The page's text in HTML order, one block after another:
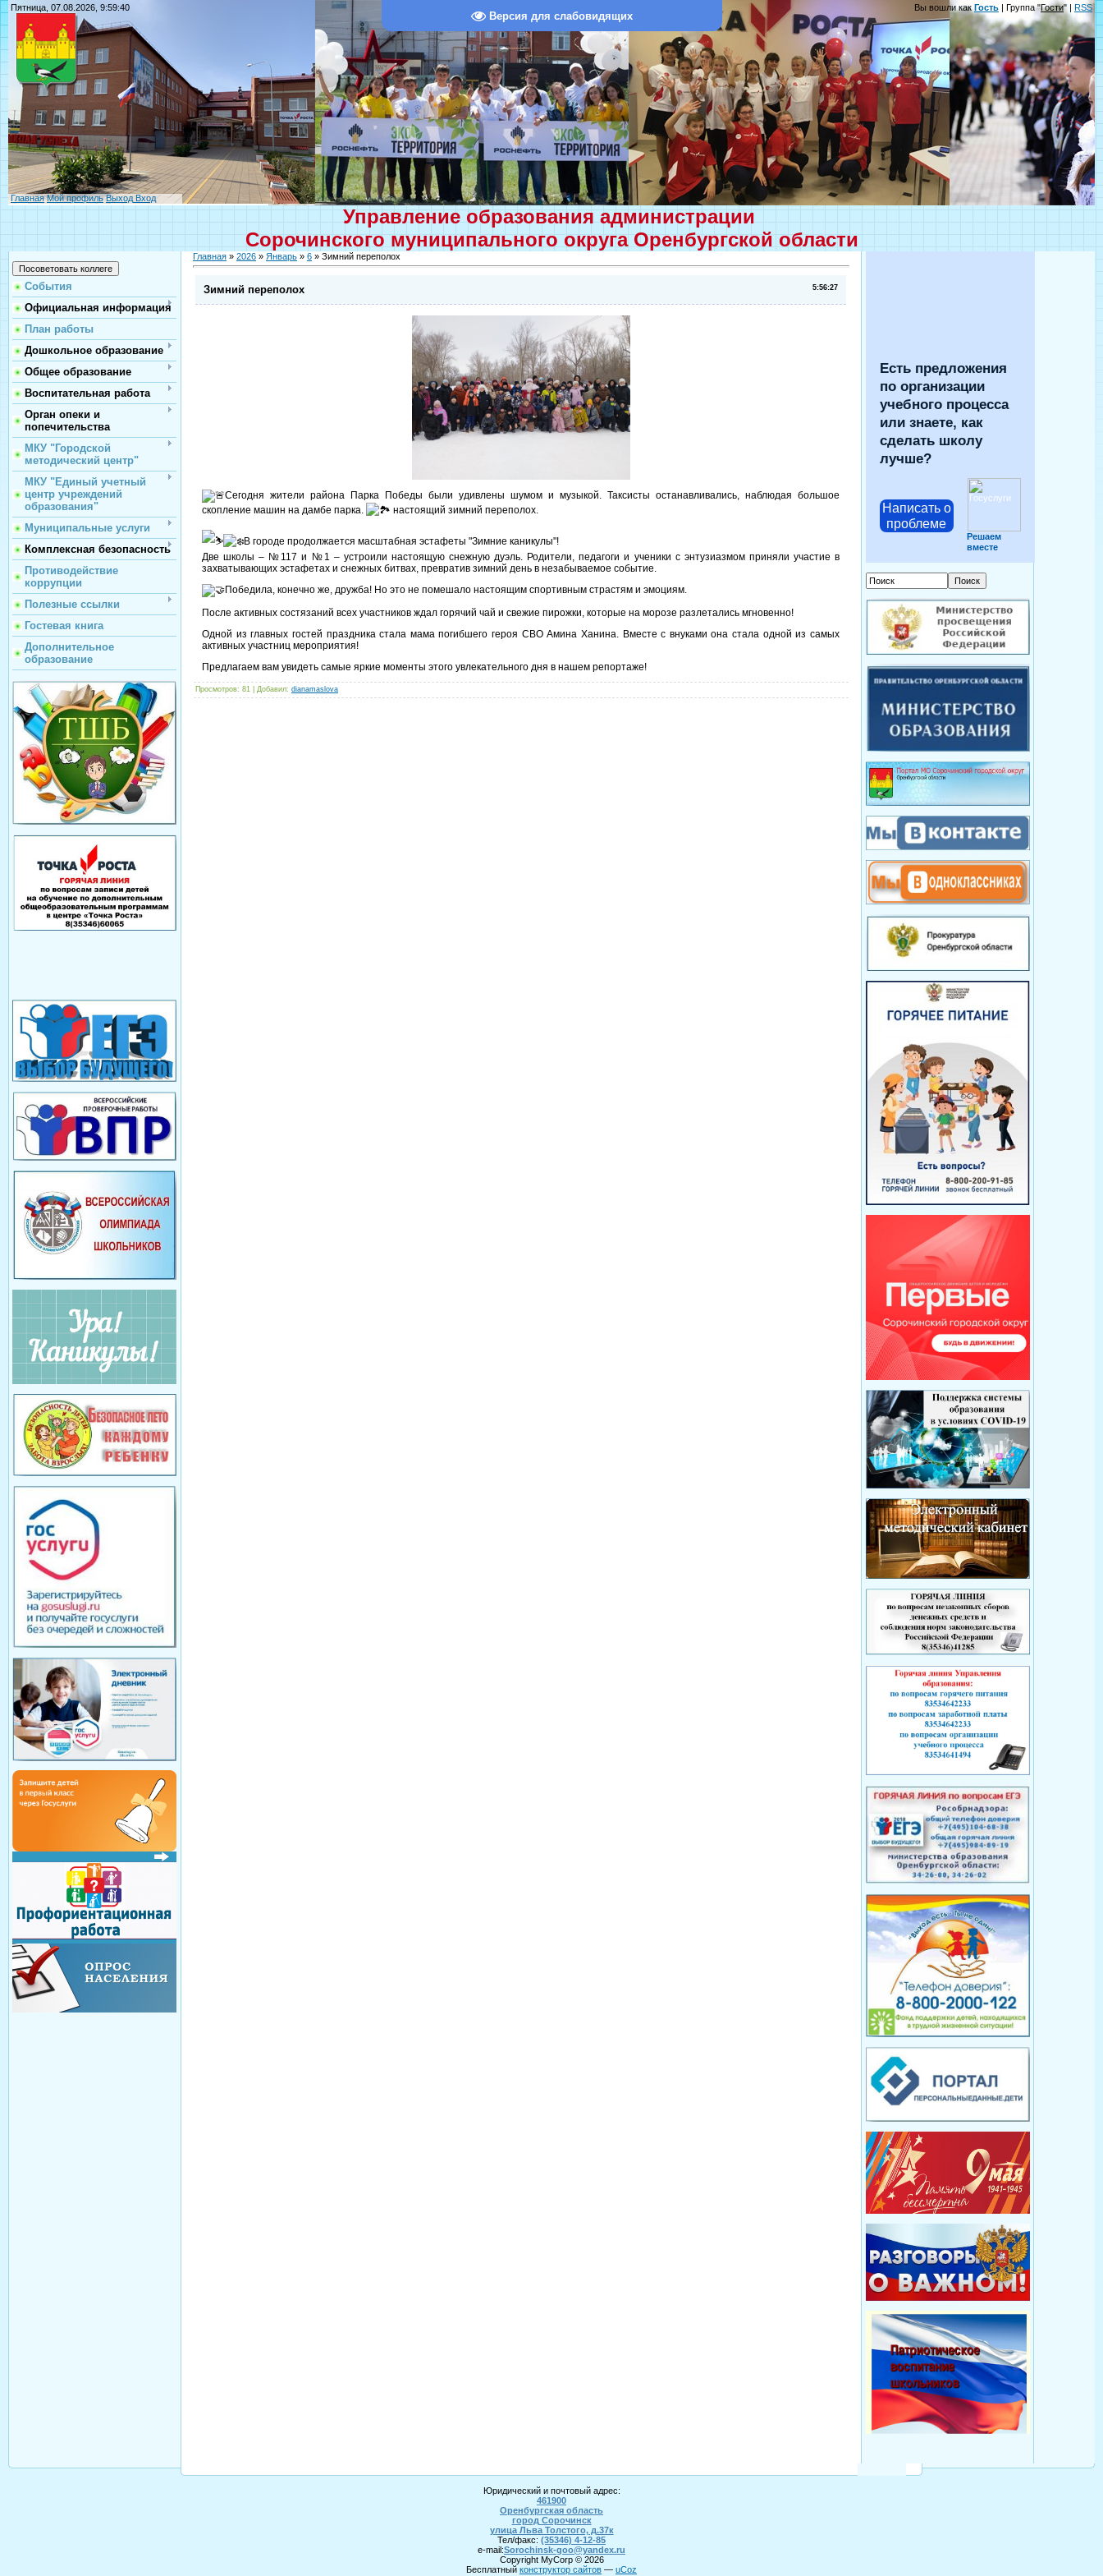
Версия для слабовидящих
Пятница, 07.08.2026, 9:59:40 Вы вошли какГость | Группа "Гости" | RSS
Главная Мой профиль Выход Вход
Управление образования администрации
Сорочинского муниципального округа Оренбургской области
События
Официальная информация
План работы
Дошкольное образование
Общее образование
Воспитательная работа
Орган опеки и
попечительства
МКУ "Городской
методический центр"
МКУ "Единый учетный
центр учреждений
образования"
Муниципальные услуги
Комплексная безопасность
Противодействие
коррупции
Полезные ссылки
Гостевая книга
Дополнительное
образование
Главная » 2026 » Январь » 6 » Зимний переполох
5:56:27
Зимний переполох
Сегодня жители района Парка Победы были удивлены шумом и музыкой. Таксисты останавливались, наблюдая большое
скопление машин на дамбе парка.
настоящий зимний переполох.
В городе продолжается масштабная эстафеты "Зимние каникулы"!
Две школы – №117 и №1 – устроили настоящую снежную дуэль. Родители, педагоги и ученики с энтузиазмом приняли участие в
захватывающих эстафетах и снежных битвах, превратив зимний день в незабываемое событие.
Победила, конечно же, дружба! Но это не помешало настоящим спортивным страстям и эмоциям.
После активных состязаний всех участников ждал горячий чай и свежие пирожки, которые на морозе разлетались мгновенно!
Одной из главных гостей праздника стала мама погибшего героя СВО Амина Ханина. Вместе с внуками она стала одной из самых
активных участниц мероприятия!
Предлагаем вам увидеть самые яркие моменты этого увлекательного дня в нашем репортаже!
Просмотров: 81 | Добавил: dianamaslova
Есть предложения
по организации
учебного процесса
или знаете, как
сделать школу
лучше?
Написать о
проблеме
Решаем
вместе
Юридический и почтовый адрес:
461900
Оренбургская область
город Сорочинск
улица Льва Толстого, д.37к
Тел/факс: (35346) 4-12-85
e-mail:Sorochinsk-goo@yandex.ru
Copyright MyCorp © 2026
Бесплатный конструктор сайтов — uCoz